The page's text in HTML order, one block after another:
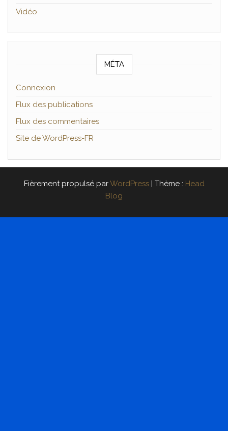
Vidéo
MÉTA
Connexion
Flux des publications
Flux des commentaires
Site de WordPress-FR
Fièrement propulsé parWordPress | Thème : Head
Blog